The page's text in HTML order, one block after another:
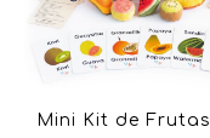
Mini Kit de Frutas